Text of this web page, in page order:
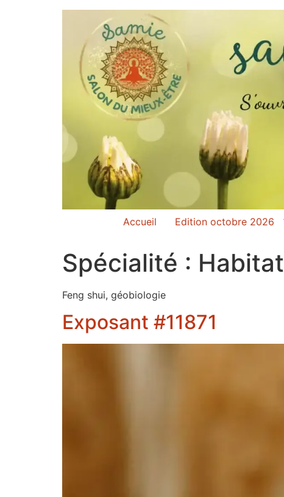
Accueil Edition octobre 2026
Spécialité : Habitat
Feng shui, géobiologie
Exposant #11871